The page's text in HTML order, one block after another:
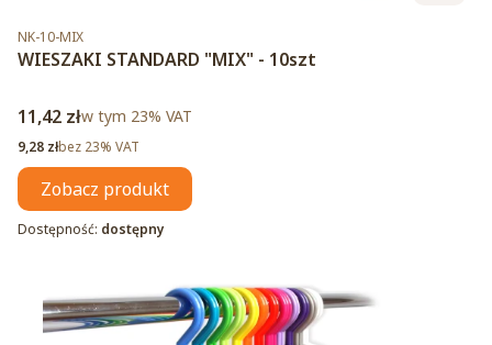
Kod produktu
NK-10-MIX
WIESZAKI STANDARD "MIX" - 10szt
Cena brutto
11,42 złw tym %s VAT
w tym 23% VAT
Cena netto
9,28 złbez 23% VAT
Zobacz produkt
Dostępność: dostępny